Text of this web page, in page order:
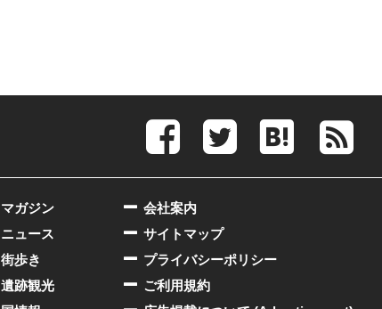
会社案内
サイトマップ
プライバシーポリシー
ご利用規約
マガジン
ニュース
街歩き
遺跡観光